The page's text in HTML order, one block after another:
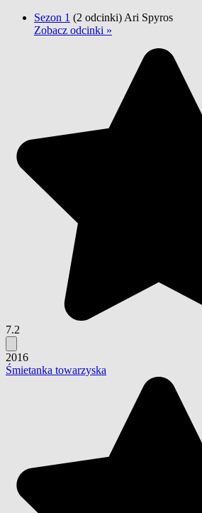
Sezon 1 (2 odcinki) Ari Spyros
Zobacz odcinki »
7.2
2016
Śmietanka towarzyska